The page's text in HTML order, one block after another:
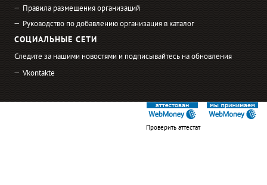
Правила размещения организаций
Руководство по добавлению организация в каталог
СОЦИАЛЬНЫЕ СЕТИ
Следите за нашими новостями и подписывайтесь на обновления
Vkontakte
Проверить аттестат